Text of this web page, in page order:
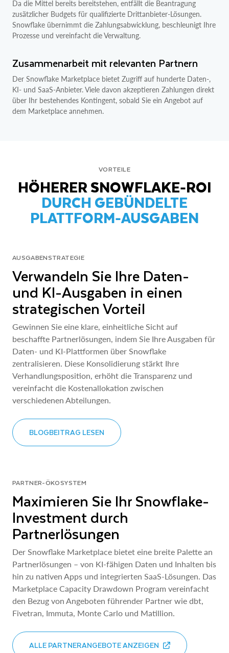
Da die Mittel bereits bereitstehen, entfällt die Beantragung
zusätzlicher Budgets für qualifizierte Drittanbieter-Lösungen.
Snowflake übernimmt die Zahlungsabwicklung, beschleunigt Ihre
Prozesse und vereinfacht die Verwaltung.
Zusammenarbeit mit relevanten Partnern
Der Snowflake Marketplace bietet Zugriff auf hunderte Daten-,
KI- und SaaS-Anbieter. Viele davon akzeptieren Zahlungen direkt
über Ihr bestehendes Kontingent, sobald Sie ein Angebot auf
dem Marketplace annehmen.
VORTEILE
HÖHERER SNOWFLAKE-ROI
DURCH GEBÜNDELTE
PLATTFORM-AUSGABEN
AUSGABENSTRATEGIE
Verwandeln Sie Ihre Daten-
und KI-Ausgaben in einen
strategischen Vorteil
Gewinnen Sie eine klare, einheitliche Sicht auf
beschaffte Partnerlösungen, indem Sie Ihre Ausgaben für
Daten- und KI-Plattformen über Snowflake
zentralisieren. Diese Konsolidierung stärkt Ihre
Verhandlungsposition, erhöht die Transparenz und
vereinfacht die Kostenallokation zwischen
verschiedenen Abteilungen.
BLOGBEITRAG LESEN
PARTNER-ÖKOSYSTEM
Maximieren Sie Ihr Snowflake-
Investment durch
Partnerlösungen
Der Snowflake Marketplace bietet eine breite Palette an
Partnerlösungen – von KI-fähigen Daten und Inhalten bis
hin zu nativen Apps und integrierten SaaS-Lösungen. Das
Marketplace Capacity Drawdown Program vereinfacht
den Bezug von Angeboten führender Partner wie dbt,
Fivetran, Immuta, Monte Carlo und Matillion.
ALLE PARTNERANGEBOTE ANZEIGEN